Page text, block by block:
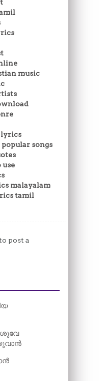
music
lyrics
songs
malayalam
tamil
post a